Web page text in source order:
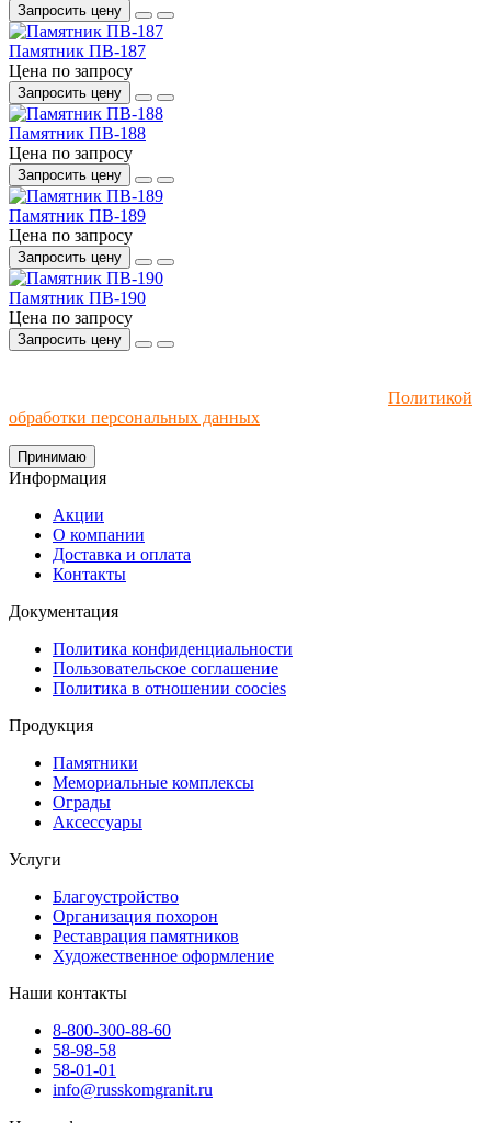
Запросить цену
Памятник ПВ-187
Цена по запросу
Запросить цену
Памятник ПВ-188
Цена по запросу
Запросить цену
Памятник ПВ-189
Цена по запросу
Запросить цену
Памятник ПВ-190
Цена по запросу
Запросить цену
Политикой
обработки персональных данных
Принимаю
Информация
Акции
О компании
Доставка и оплата
Контакты
Документация
Политика конфиденциальности
Пользовательское соглашение
Политика в отношении coocies
Продукция
Памятники
Мемориальные комплексы
Ограды
Аксессуары
Услуги
Благоустройство
Организация похорон
Реставрация памятников
Художественное оформление
Наши контакты
8-800-300-88-60
58-98-58
58-01-01
info@russkomgranit.ru